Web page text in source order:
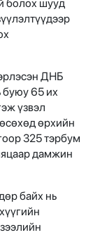
болох шууд
ДНБ
буюу 65 их
үзвэл
өрхийн
325 тэрбум
дамжин
байх нь